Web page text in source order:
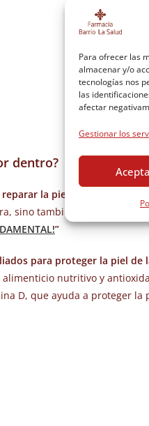
Para ofrecer las
almacenar y/o
tecnologías nos
las
afectar
Gestionar los
dentro?
la piel después del sol
sino también de forma
”
para proteger la piel de
nutritivo y
D, que ayuda a proteger la